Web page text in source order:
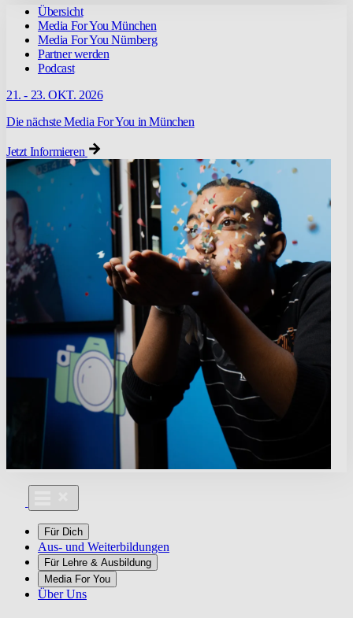
Übersicht
Media For You München
Media For You Nürnberg
Partner werden
Podcast
21. - 23. OKT. 2026
Die nächste Media For You in München
Jetzt Informieren
Für Dich
Aus- und Weiterbildungen
Für Lehre & Ausbildung
Media For You
Über Uns